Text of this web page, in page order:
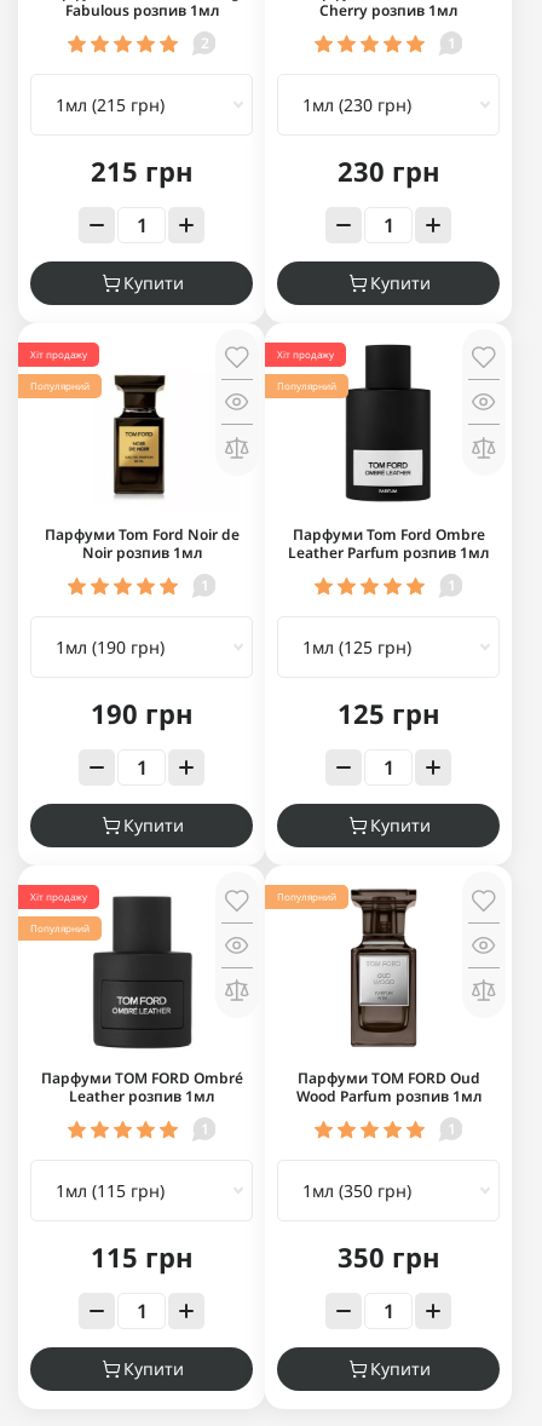
Fabulous розпив 1мл
2
215 грн
Купити
Cherry розпив 1мл
1
230 грн
Купити
Хіт продажу
Популярний
Парфуми Tom Ford Noir de
Noir розпив 1мл
1
190 грн
Купити
Хіт продажу
Популярний
Парфуми Tom Ford Ombre
Leather Parfum розпив 1мл
1
125 грн
Купити
Хіт продажу
Популярний
Парфуми TOM FORD Ombré
Leather розпив 1мл
1
115 грн
Купити
Популярний
Парфуми TOM FORD Oud
Wood Parfum розпив 1мл
1
350 грн
Купити